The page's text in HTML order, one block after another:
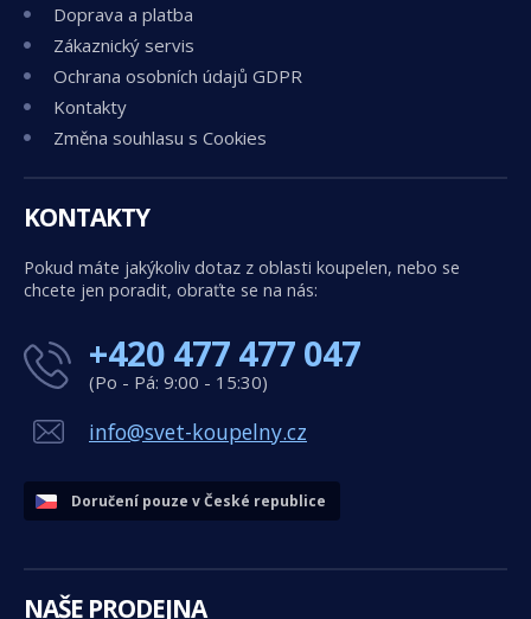
Doprava a platba
Zákaznický servis
Ochrana osobních údajů GDPR
Kontakty
Změna souhlasu s Cookies
KONTAKTY
Pokud máte jakýkoliv dotaz z oblasti koupelen, nebo se
chcete jen poradit, obraťte se na nás:
+420 477 477 047
(Po - Pá: 9:00 - 15:30)
info@svet-koupelny.cz
Doručení pouze v České republice
NAŠE PRODEJNA